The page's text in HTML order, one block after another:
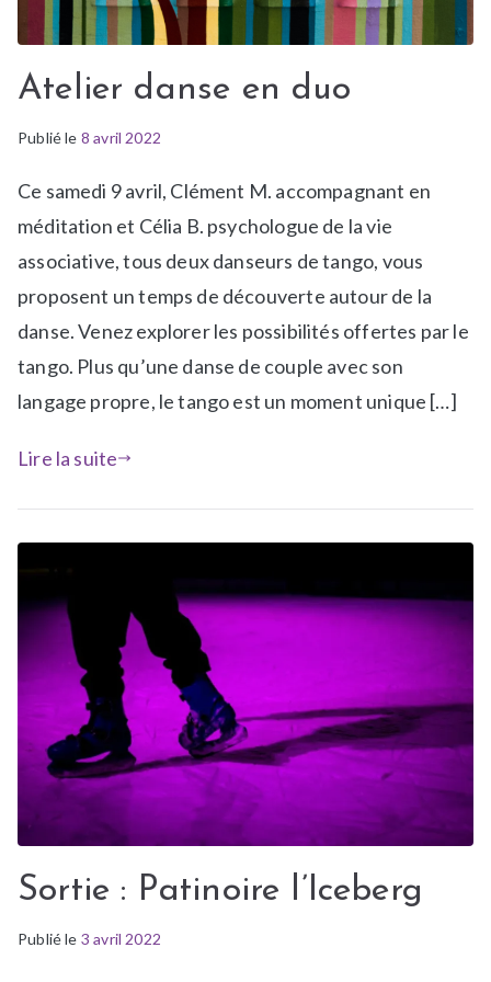
Atelier danse en duo
Publié le 8 avril 2022
P
b
l
é
d
a
n
N
w
É
i
q
e
t
é
A
e
i
s
Ce samedi 9 avril, Clément M. accompagnant en
méditation et Célia B. psychologue de la vie
associative, tous deux danseurs de tango, vous
proposent un temps de découverte autour de la
danse. Venez explorer les possibilités offertes par le
tango. Plus qu’une danse de couple avec son
langage propre, le tango est un moment unique […]
Lire la suite
Sortie : Patinoire l’Iceberg
Publié le 3 avril 2022
P
É